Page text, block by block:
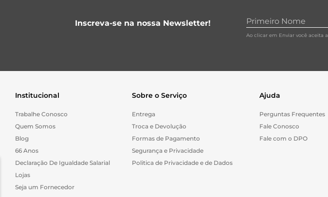
Inscreva-se na nossa Newsletter!
Ao clicar em Enviar você aceita a
Institucional
Trabalhe Conosco
Quem Somos
Blog
66 Anos
Declaração De Igualdade Salarial
Lojas
Seja um Fornecedor
Sobre o Serviço
Entrega
Troca e Devolução
Formas de Pagamento
Segurança e Privacidade
Politica de Privacidade e de Dados
Ajuda
Perguntas Frequentes
Fale Conosco
Fale com o DPO